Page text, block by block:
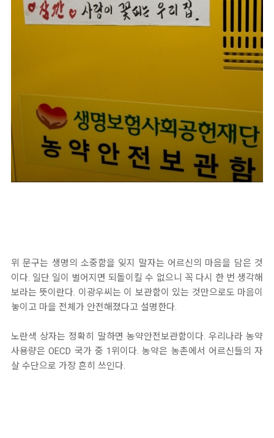
위 문구는 생명의 소중함을 잊지 말자는 어르신의 마음을 담은 것
이다. 일단 일이 벌어지면 되돌이킬 수 없으니 꼭 다시 한 번 생각해
보라는 뜻이란다. 이광우씨는 이 보관함이 있는 것만으로도 마음이
놓이고 마을 전체가 안전해졌다고 설명한다.
노란색 상자는 정확히 말하면 농약안전보관함이다. 우리나라 농약
사용량은 OECD 국가 중 1위이다. 농약은 농촌에서 어르신들의 자
살 수단으로 가장 흔히 쓰인다.